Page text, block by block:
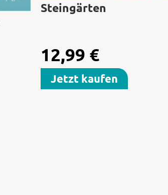
Steingärten
12,99 €
Jetzt kaufen